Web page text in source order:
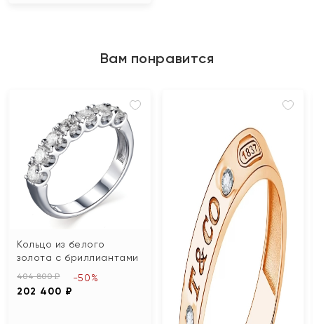
Вам понравится
Кольцо из белого
золота с бриллиантами
404 800 ₽
202 400 ₽
-50%